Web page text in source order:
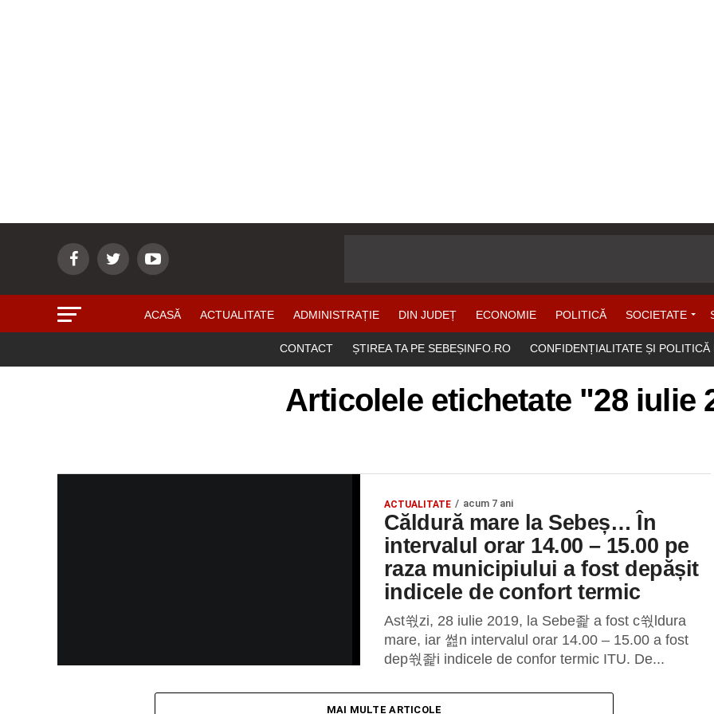
ACASĂ ACTUALITATE ADMINISTRAȚIE DIN JUDEȚ ECONOMIE POLITICĂ SOCIETATE
CONTACT ȘTIREA TA PE SEBEȘINFO.RO CONFIDENȚIALITATE ȘI POLITICĂ
Articolele etichetate "28 iulie
ACTUALITATE acum 7 ani
Căldură mare la Sebeș… În
intervalul orar 14.00 – 15.00 pe
raza municipiului a fost depășit
indicele de confort termic
Ast쒃zi, 28 iulie 2019, la Sebe좙 a fost c쒃ldura
mare, iar 쎮n intervalul orar 14.00 – 15.00 a fost
dep쒃좙i indicele de confor termic ITU. De...
MAI MULTE ARTICOLE